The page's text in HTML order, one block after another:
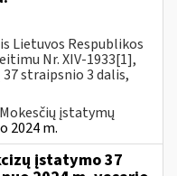
Lietuvos Respublikos
Nr. XIV-1933[1],
37 straipsnio 3 dalis,
Mokesčių įstatymų
2024 m.
įstatymo 37